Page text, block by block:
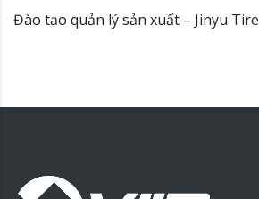
Đào tạo quản lý sản xuất – Jinyu Tire